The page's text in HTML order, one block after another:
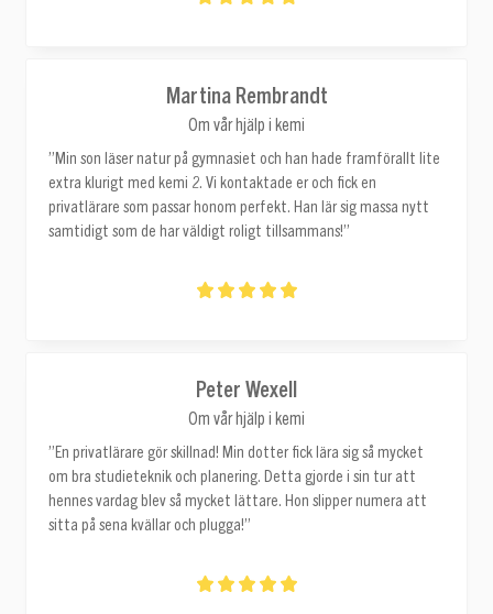
Martina Rembrandt
Om vår hjälp i kemi
”Min son läser natur på gymnasiet och han hade framförallt lite
extra klurigt med kemi 2. Vi kontaktade er och fick en
privatlärare som passar honom perfekt. Han lär sig massa nytt
samtidigt som de har väldigt roligt tillsammans!”
Peter Wexell
Om vår hjälp i kemi
”En privatlärare gör skillnad! Min dotter fick lära sig så mycket
om bra studieteknik och planering. Detta gjorde i sin tur att
hennes vardag blev så mycket lättare. Hon slipper numera att
sitta på sena kvällar och plugga!”